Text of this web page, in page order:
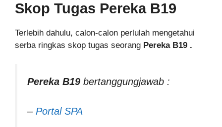
Skop Tugas Pereka B19
Terlebih dahulu, calon-calon perlulah mengetahui
serba ringkas skop tugas seorang Pereka B19 .
Pereka B19 bertanggungjawab :
– Portal SPA